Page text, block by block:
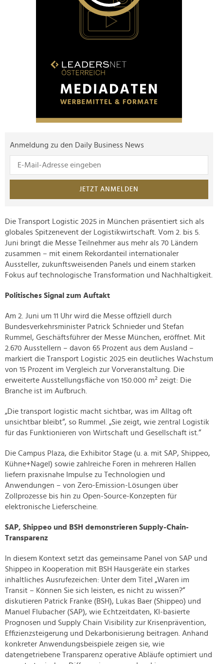
Anmeldung zu den Daily Business News
JETZT ANMELDEN
Die Transport Logistic 2025 in München präsentiert sich als
globales Spitzenevent der Logistikwirtschaft. Vom 2. bis 5.
Juni bringt die Messe Teilnehmer aus mehr als 70 Ländern
zusammen – mit einem Rekordanteil internationaler
Aussteller, zukunftsweisenden Panels und einem starken
Fokus auf technologische Transformation und Nachhaltigkeit.
Politisches Signal zum Auftakt
Am 2. Juni um 11 Uhr wird die Messe offiziell durch
Bundesverkehrsminister Patrick Schnieder und Stefan
Rummel, Geschäftsführer der Messe München, eröffnet. Mit
2.670 Ausstellern – davon 65 Prozent aus dem Ausland –
markiert die Transport Logistic 2025 ein deutliches Wachstum
von 15 Prozent im Vergleich zur Vorveranstaltung. Die
erweiterte Ausstellungsfläche von 150.000 m² zeigt: Die
Branche ist im Aufbruch.
„Die transport logistic macht sichtbar, was im Alltag oft
unsichtbar bleibt“, so Rummel. „Sie zeigt, wie zentral Logistik
für das Funktionieren von Wirtschaft und Gesellschaft ist.“
Die Campus Plaza, die Exhibitor Stage (u. a. mit SAP, Shippeo,
Kühne+Nagel) sowie zahlreiche Foren in mehreren Hallen
liefern praxisnahe Impulse zu Technologien und
Anwendungen – von Zero-Emission-Lösungen über
Zollprozesse bis hin zu Open-Source-Konzepten für
elektronische Lieferscheine.
SAP, Shippeo und BSH demonstrieren Supply-Chain-
Transparenz
In diesem Kontext setzt das gemeinsame Panel von SAP und
Shippeo in Kooperation mit BSH Hausgeräte ein starkes
inhaltliches Ausrufezeichen: Unter dem Titel „Waren im
Transit – Können Sie sich leisten, es nicht zu wissen?“
diskutieren Patrick Franke (BSH), Lukas Baer (Shippeo) und
Manuel Flubacher (SAP), wie Echtzeitdaten, KI-basierte
Prognosen und Supply Chain Visibility zur Krisenprävention,
Effizienzsteigerung und Dekarbonisierung beitragen. Anhand
konkreter Anwendungsbeispiele zeigen sie, wie
datengetriebene Transparenz operative Abläufe optimiert und